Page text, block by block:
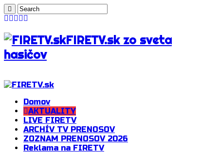
FIRETV.sk zo sveta
hasičov
Domov
AKTUALITY
LIVE FIRETV
ARCHÍV TV PRENOSOV
ZOZNAM PRENOSOV 2026
Reklama na FIRETV